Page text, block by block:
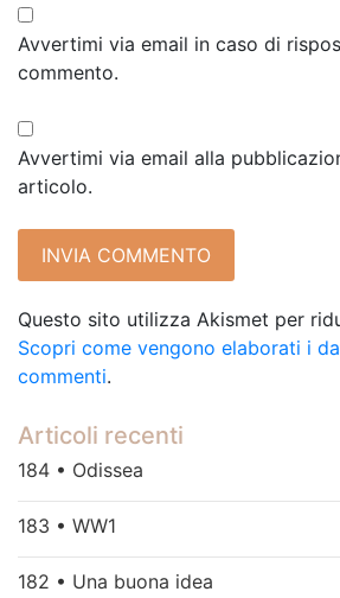
Avvertimi via email in caso di
commento.
Avvertimi via email alla
articolo.
Questo sito utilizza Akismet per
Scopri come vengono elaborati i
commenti.
Articoli recenti
184 • Odissea
183 • WW1
182 • Una buona idea